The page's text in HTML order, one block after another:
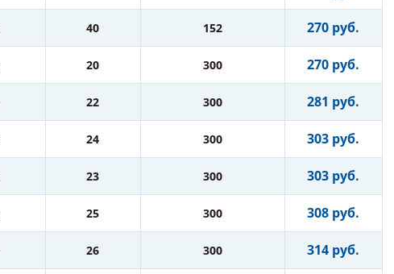
40 152 270 руб.
20 300 270 руб.
22 300 281 руб.
24 300 303 руб.
23 300 303 руб.
25 300 308 руб.
26 300 314 руб.